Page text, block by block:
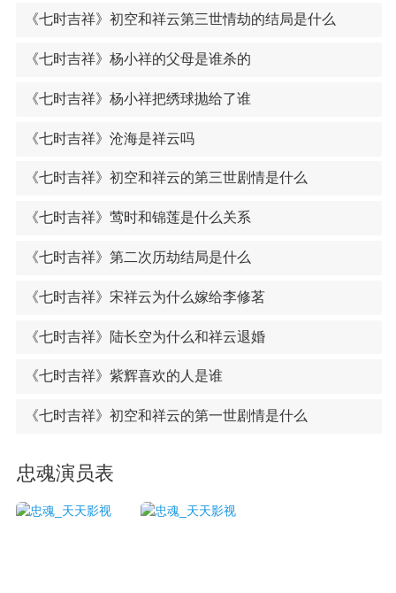
《七时吉祥》初空和祥云第三世情劫的结局是什么
《七时吉祥》杨小祥的父母是谁杀的
《七时吉祥》杨小祥把绣球抛给了谁
《七时吉祥》沧海是祥云吗
《七时吉祥》初空和祥云的第三世剧情是什么
《七时吉祥》莺时和锦莲是什么关系
《七时吉祥》第二次历劫结局是什么
《七时吉祥》宋祥云为什么嫁给李修茗
《七时吉祥》陆长空为什么和祥云退婚
《七时吉祥》紫辉喜欢的人是谁
《七时吉祥》初空和祥云的第一世剧情是什么
忠魂演员表